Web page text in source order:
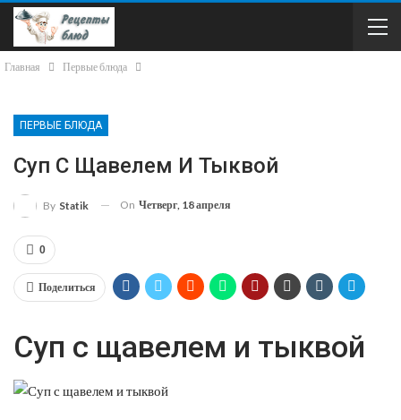
Главная Первые блюда
ПЕРВЫЕ БЛЮДА
Суп С Щавелем И Тыквой
By Statik On Четверг, 18 апреля
0
Поделиться
Суп с щавелем и тыквой